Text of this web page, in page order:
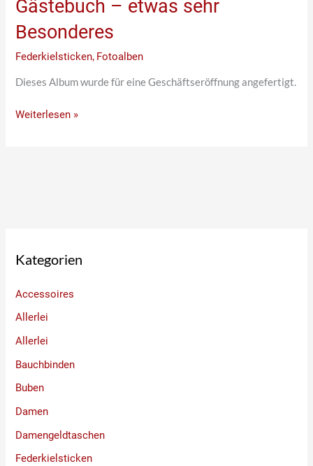
Gästebuch – etwas sehr
Besonderes
Federkielsticken, Fotoalben
Dieses Album wurde für eine Geschäftseröffnung angefertigt.
Weiterlesen »
Kategorien
Accessoires
Allerlei
Allerlei
Bauchbinden
Buben
Damen
Damengeldtaschen
Federkielsticken